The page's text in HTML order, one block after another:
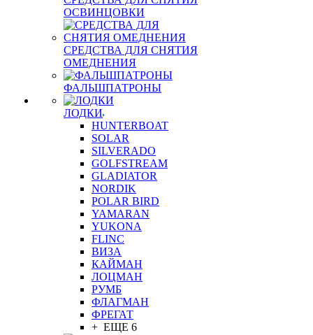
ОСВИНЦОВКИ
СРЕДСТВА ДЛЯ СНЯТИЯ
ОМЕДНЕНИЯ
ФАЛЬШПАТРОНЫ
ЛОДКИ
HUNTERBOAT
SOLAR
SILVERADO
GOLFSTREAM
GLADIATOR
NORDIK
POLAR BIRD
YAMARAN
YUKONA
FLINC
ВИЗА
КАЙМАН
ЛОЦМАН
РУМБ
ФЛАГМАН
ФРЕГАТ
+ ЕЩЕ 6